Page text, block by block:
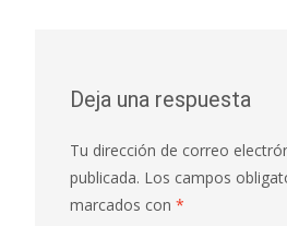
Deja una respuesta
Tu dirección de correo
publicada. Los campos
marcados con *